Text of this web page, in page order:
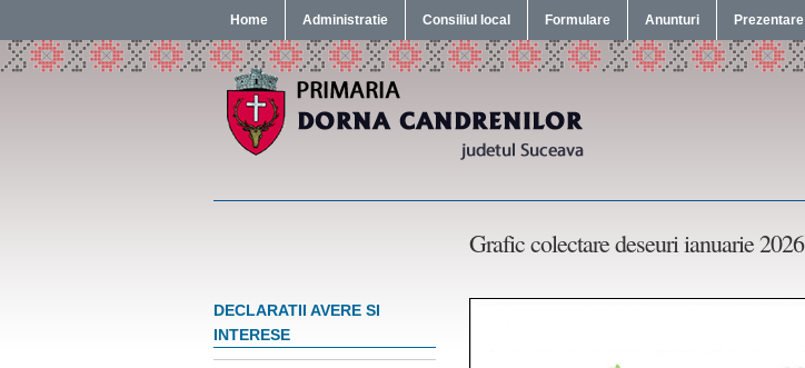
Home Administratie Consiliul local Formulare Anunturi Prezentare
Grafic colectare deseuri ianuarie 2026
DECLARATII AVERE SI
INTERESE